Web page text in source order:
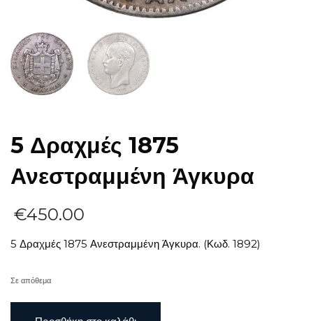
5 Δραχμές 1875
Ανεστραμμένη Άγκυρα
€450.00
5 Δραχμές 1875 Ανεστραμμένη Άγκυρα. (Κωδ. 1892)
Σε απόθεμα